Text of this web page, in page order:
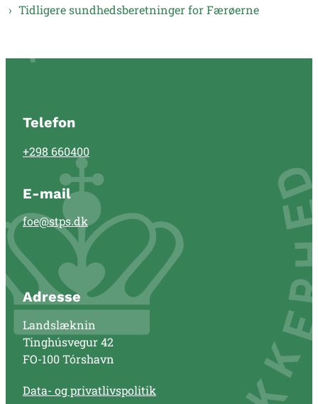
Tidligere sundhedsberetninger for Færøerne
Telefon
+298 660400
E-mail
foe@stps.dk
Adresse
Landslæknin
Tinghúsvegur 42
FO-100 Tórshavn
Data- og privatlivspolitik